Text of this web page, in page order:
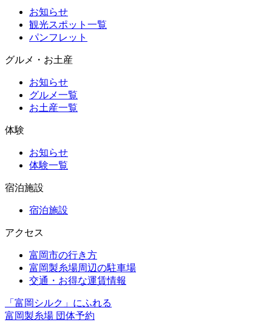
お知らせ
観光スポット一覧
パンフレット
グルメ・お土産
お知らせ
グルメ一覧
お土産一覧
体験
お知らせ
体験一覧
宿泊施設
宿泊施設
アクセス
富岡市の行き方
富岡製糸場周辺の駐車場
交通・お得な運賃情報
「富岡シルク」にふれる
富岡製糸場 団体予約